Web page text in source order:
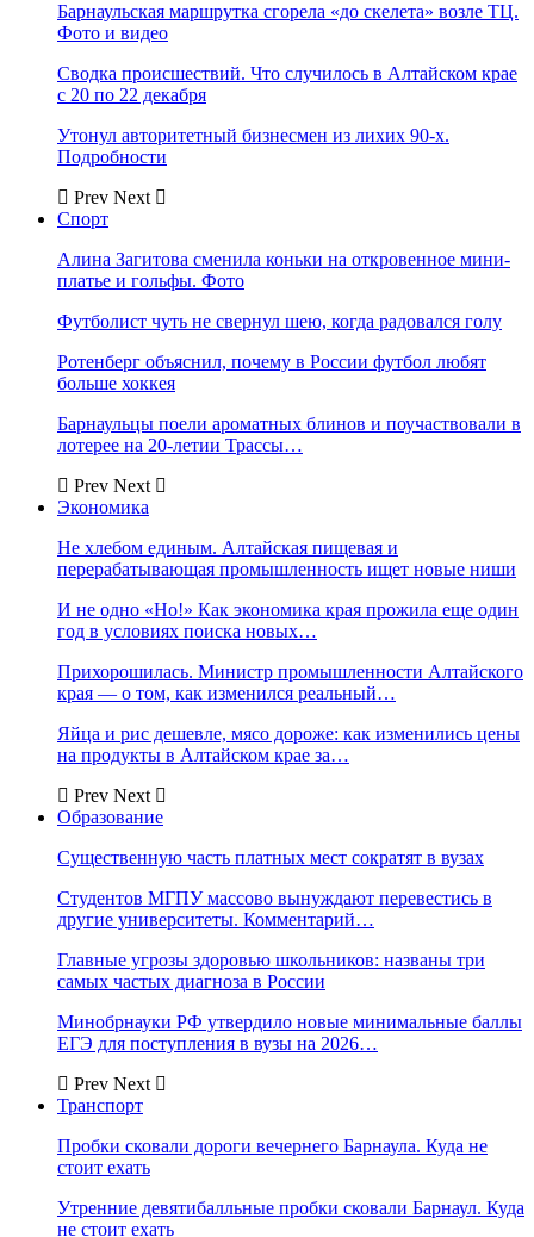
Барнаульская маршрутка сгорела «до скелета» возле ТЦ.
Фото и видео
Сводка происшествий. Что случилось в Алтайском крае
с 20 по 22 декабря
Утонул авторитетный бизнесмен из лихих 90-х.
Подробности
Prev Next
Спорт
Алина Загитова сменила коньки на откровенное мини-
платье и гольфы. Фото
Футболист чуть не свернул шею, когда радовался голу
Ротенберг объяснил, почему в России футбол любят
больше хоккея
Барнаульцы поели ароматных блинов и поучаствовали в
лотерее на 20-летии Трассы…
Prev Next
Экономика
Не хлебом единым. Алтайская пищевая и
перерабатывающая промышленность ищет новые ниши
И не одно «Но!» Как экономика края прожила еще один
год в условиях поиска новых…
Прихорошилась. Министр промышленности Алтайского
края — о том, как изменился реальный…
Яйца и рис дешевле, мясо дороже: как изменились цены
на продукты в Алтайском крае за…
Prev Next
Образование
Существенную часть платных мест сократят в вузах
Студентов МГПУ массово вынуждают перевестись в
другие университеты. Комментарий…
Главные угрозы здоровью школьников: названы три
самых частых диагноза в России
Минобрнауки РФ утвердило новые минимальные баллы
ЕГЭ для поступления в вузы на 2026…
Prev Next
Транспорт
Пробки сковали дороги вечернего Барнаула. Куда не
стоит ехать
Утренние девятибалльные пробки сковали Барнаул. Куда
не стоит ехать